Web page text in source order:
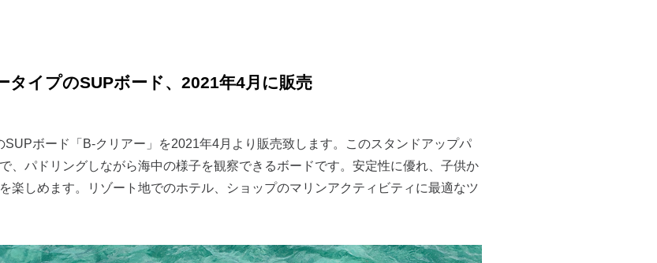
タイプのSUPボード、2021年4月に販売
ボード「B-クリアー」を2021年4月より販売致します。このスタンドアップパ
、パドリングしながら海中の様子を観察できるボードです。安定性に優れ、子供か
楽しめます。リゾート地でのホテル、ショップのマリンアクティビティに最適なツ